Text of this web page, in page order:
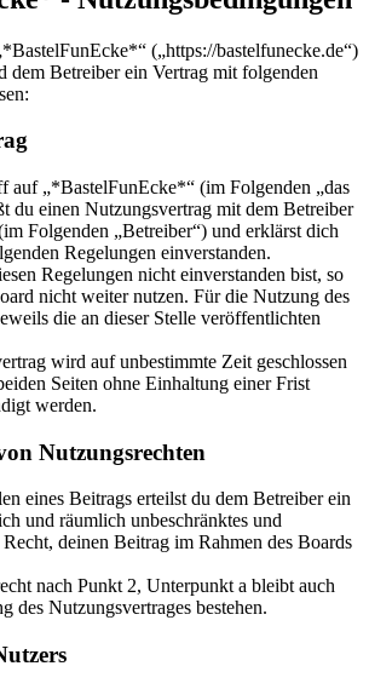
(„https://bastelfunecke.de“)
dem Betreiber ein Vertrag mit folgenden
auf „*BastelFunEcke*“ (im Folgenden „das
du einen Nutzungsvertrag mit dem Betreiber
Folgenden „Betreiber“) und erklärst dich
Regelungen einverstanden.
Regelungen nicht einverstanden bist, so
nicht weiter nutzen. Für die Nutzung des
die an dieser Stelle veröffentlichten
wird auf unbestimmte Zeit geschlossen
Seiten ohne Einhaltung einer Frist
werden.
Nutzungsrechten
eines Beitrags erteilst du dem Betreiber ein
und räumlich unbeschränktes und
deinen Beitrag im Rahmen des Boards
nach Punkt 2, Unterpunkt a bleibt auch
des Nutzungsvertrages bestehen.